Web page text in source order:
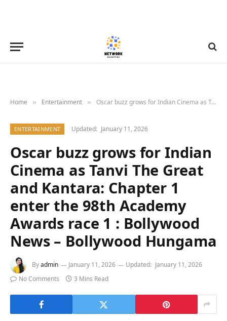
Home » Entertainment » Oscar buzz grows for Indian Cinema as Tanvi The Great and Kantara: Chapter 1 enter the 98th Academy Awards race 1 : Bollywood News – Bollywood Hungama
ENTERTAINMENT Updated: January 11, 2026
Oscar buzz grows for Indian
Cinema as Tanvi The Great
and Kantara: Chapter 1
enter the 98th Academy
Awards race 1 : Bollywood
News – Bollywood Hungama
Byadmin January 11, 2026 Updated: January 11, 2026
No Comments
3 Mins Read